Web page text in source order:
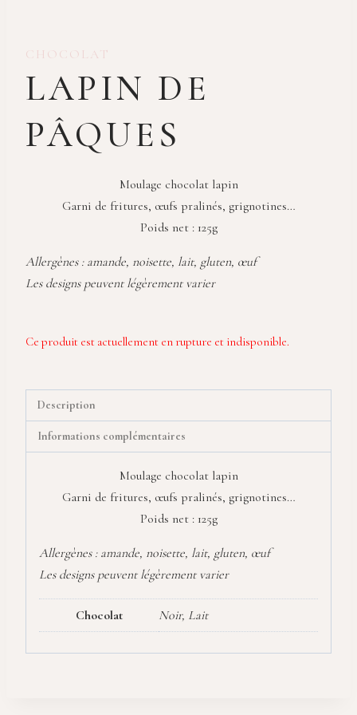
CHOCOLAT
LAPIN DE
PÂQUES
Moulage chocolat lapin
Garni de fritures, œufs pralinés, grignotines…
Poids net : 125g
Allergènes : amande, noisette, lait, gluten, œuf
Les designs peuvent légèrement varier
Ce produit est actuellement en rupture et indisponible.
Description
Informations complémentaires
Moulage chocolat lapin
Garni de fritures, œufs pralinés, grignotines…
Poids net : 125g
Allergènes : amande, noisette, lait, gluten, œuf
Les designs peuvent légèrement varier
Chocolat Noir, Lait